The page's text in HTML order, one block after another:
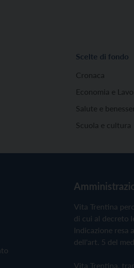
Scelte di fondo
Cronaca
Economia e
Salute e
Scuola e cultura
Vita Trentina
di cui al decreto
Indicazione resa
dell'art. 5 del
Vita Trentina,